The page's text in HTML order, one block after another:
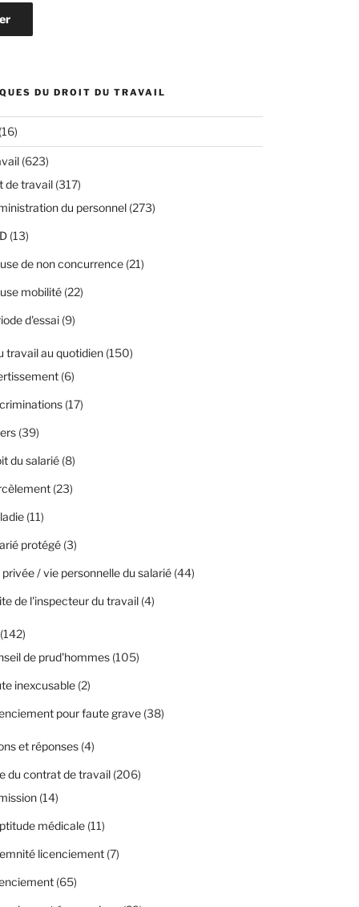
DU DROIT DU TRAVAIL
(623)
de travail(317)
du personnel(273)
(13)
de non concurrence(21)
mobilité(22)
d'essai(9)
travail au quotidien(150)
(6)
(17)
(39)
du salarié(8)
(23)
(11)
protégé(3)
/ vie personnelle du salarié(44)
de l'inspecteur du travail(4)
de prud'hommes(105)
inexcusable(2)
pour faute grave(38)
et réponses(4)
du contrat de travail(206)
(14)
médicale(11)
licenciement(7)
(65)